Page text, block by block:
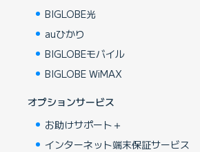
BIGLOBE光
auひかり
BIGLOBEモバイル
BIGLOBE WiMAX
オプションサービス
お助けサポート＋
インターネット端末保証サービス